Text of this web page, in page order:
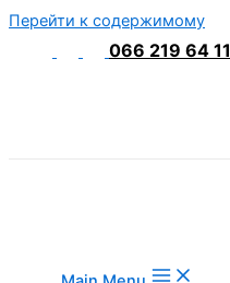
Перейти к содержимому
066 219 64 11